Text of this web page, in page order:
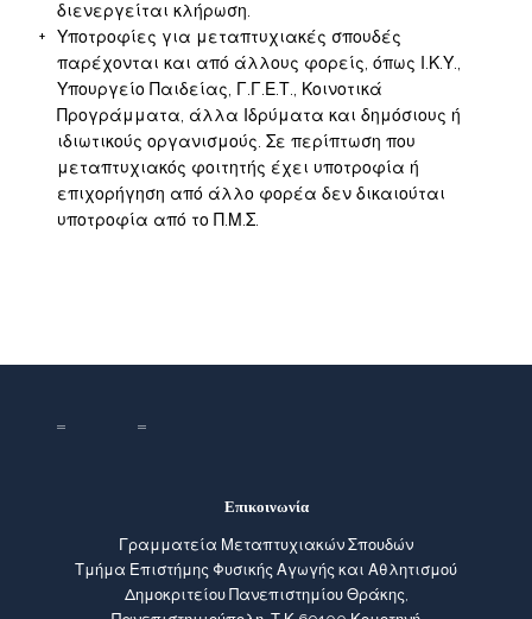
διενεργείται κλήρωση.
Υποτροφίες για μεταπτυχιακές σπουδές
παρέχονται και από άλλους φορείς, όπως Ι.Κ.Υ.,
Υπουργείο Παιδείας, Γ.Γ.Ε.Τ., Κοινοτικά
Προγράμματα, άλλα Ιδρύματα και δημόσιους ή
ιδιωτικούς οργανισμούς. Σε περίπτωση που
μεταπτυχιακός φοιτητής έχει υποτροφία ή
επιχορήγηση από άλλο φορέα δεν δικαιούται
υποτροφία από το Π.Μ.Σ.
Επικοινωνία
Γραμματεία Μεταπτυχιακών Σπουδών
Τμήμα Επιστήμης Φυσικής Αγωγής και Αθλητισμού
Δημοκριτείου Πανεπιστημίου Θράκης,